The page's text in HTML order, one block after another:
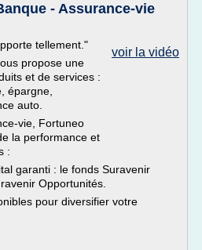
- Assurance-vie
voir la vidéo
tellement."
propose une
et de services :
épargne,
auto.
vie, Fortuneo
la performance et
:
garanti : le fonds Suravenir
Opportunités.
pour diversifier votre